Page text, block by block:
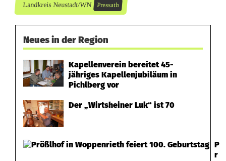
Landkreis Neustadt/WN Pressath
Neues in der Region
Kapellenverein bereitet 45-
jähriges Kapellenjubiläum in
Pichlberg vor
Der „Wirtsheiner Luk“ ist 70
P
r